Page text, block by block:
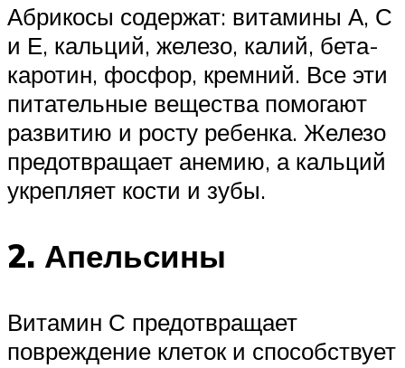
Абрикосы содержат: витамины А, С
и Е, кальций, железо, калий, бета-
каротин, фосфор, кремний. Все эти
питательные вещества помогают
развитию и росту ребенка. Железо
предотвращает анемию, а кальций
укрепляет кости и зубы.
2. Апельсины
Витамин С предотвращает
повреждение клеток и способствует